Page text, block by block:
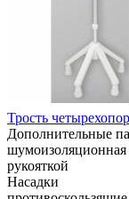
Трость
Дополнительные
шумоизоляционная
рукояткой
Насадки